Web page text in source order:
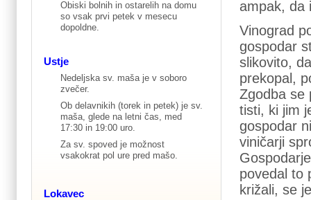
ampak, da
Vinograd
gospodar
slikovito,
prekopal,
Zgodba se
tisti, ki jim
gospodar
viničarji
povedal to
križali, se
Obiski bolnih in ostarelih na domu
so vsak prvi petek v mesecu
dopoldne.
Ustje
Nedeljska sv. maša je v soboro
zvečer.
Ob delavnikih (torek in petek) je sv.
maša, glede na letni čas, med
17:30 in 19:00 uro.
Za sv. spoved je možnost
vsakokrat pol ure pred mašo.
Lokavec